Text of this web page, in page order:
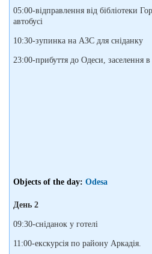
05:00-відправлення від бібліотеки
автобусі
10:30-зупинка на АЗС для сніданку
23:00-прибуття до Одеси, заселення
Objects of the day: Odesa
День 2
09:30-сніданок у готелі
11:00-екскурсія по району Аркадія.